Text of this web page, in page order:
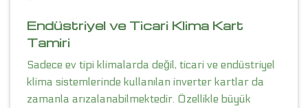
Endüstriyel ve Ticari Klima Kart
Tamiri
Sadece ev tipi klimalarda değil, ticari ve endüstriyel
klima sistemlerinde kullanılan inverter kartlar da
zamanla arızalanabilmektedir. Özellikle büyük